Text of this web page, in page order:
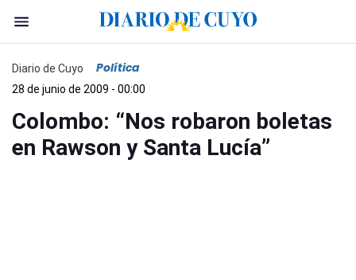
Diario de Cuyo Política
28 de junio de 2009 - 00:00
Colombo: “Nos robaron boletas
en Rawson y Santa Lucía”